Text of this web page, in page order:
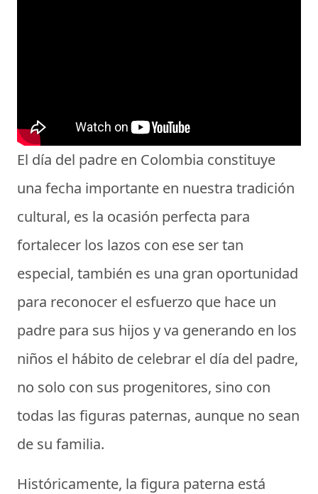
El día del padre en Colombia constituye
una fecha importante en nuestra tradición
cultural, es la ocasión perfecta para
fortalecer los lazos con ese ser tan
especial, también es una gran oportunidad
para reconocer el esfuerzo que hace un
padre para sus hijos y va generando en los
niños el hábito de celebrar el día del padre,
no solo con sus progenitores, sino con
todas las figuras paternas, aunque no sean
de su familia.
Históricamente, la figura paterna está